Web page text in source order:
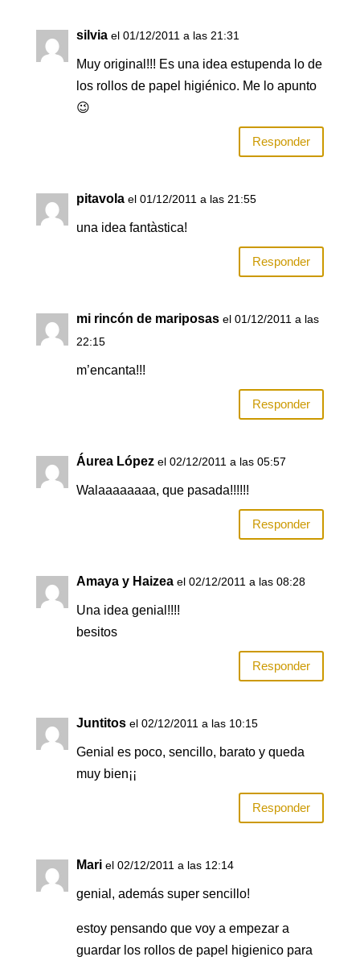
silvia el 01/12/2011 a las 21:31
Muy original!!! Es una idea estupenda lo de
los rollos de papel higiénico. Me lo apunto
😉
Responder
pitavola el 01/12/2011 a las 21:55
una idea fantàstica!
Responder
mi rincón de mariposas el 01/12/2011 a las
22:15
m’encanta!!!
Responder
Áurea López el 02/12/2011 a las 05:57
Walaaaaaaaa, que pasada!!!!!!
Responder
Amaya y Haizea el 02/12/2011 a las 08:28
Una idea genial!!!!
besitos
Responder
Juntitos el 02/12/2011 a las 10:15
Genial es poco, sencillo, barato y queda
muy bien¡¡
Responder
Mari el 02/12/2011 a las 12:14
genial, además super sencillo!
estoy pensando que voy a empezar a
guardar los rollos de papel higienico para